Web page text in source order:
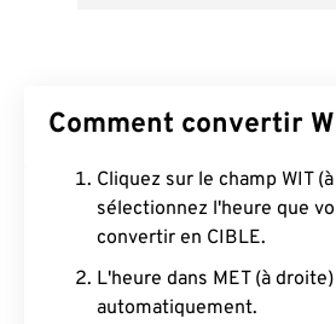
Comment convertir
Cliquez sur le champ WIT
sélectionnez l'heure que
convertir en CIBLE.
L'heure dans MET (à
automatiquement.